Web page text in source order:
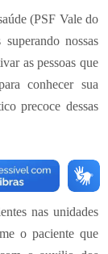
(PSF Vale do
nossas
as pessoas que
conhecer sua
precoce dessas
nas unidades
o paciente que